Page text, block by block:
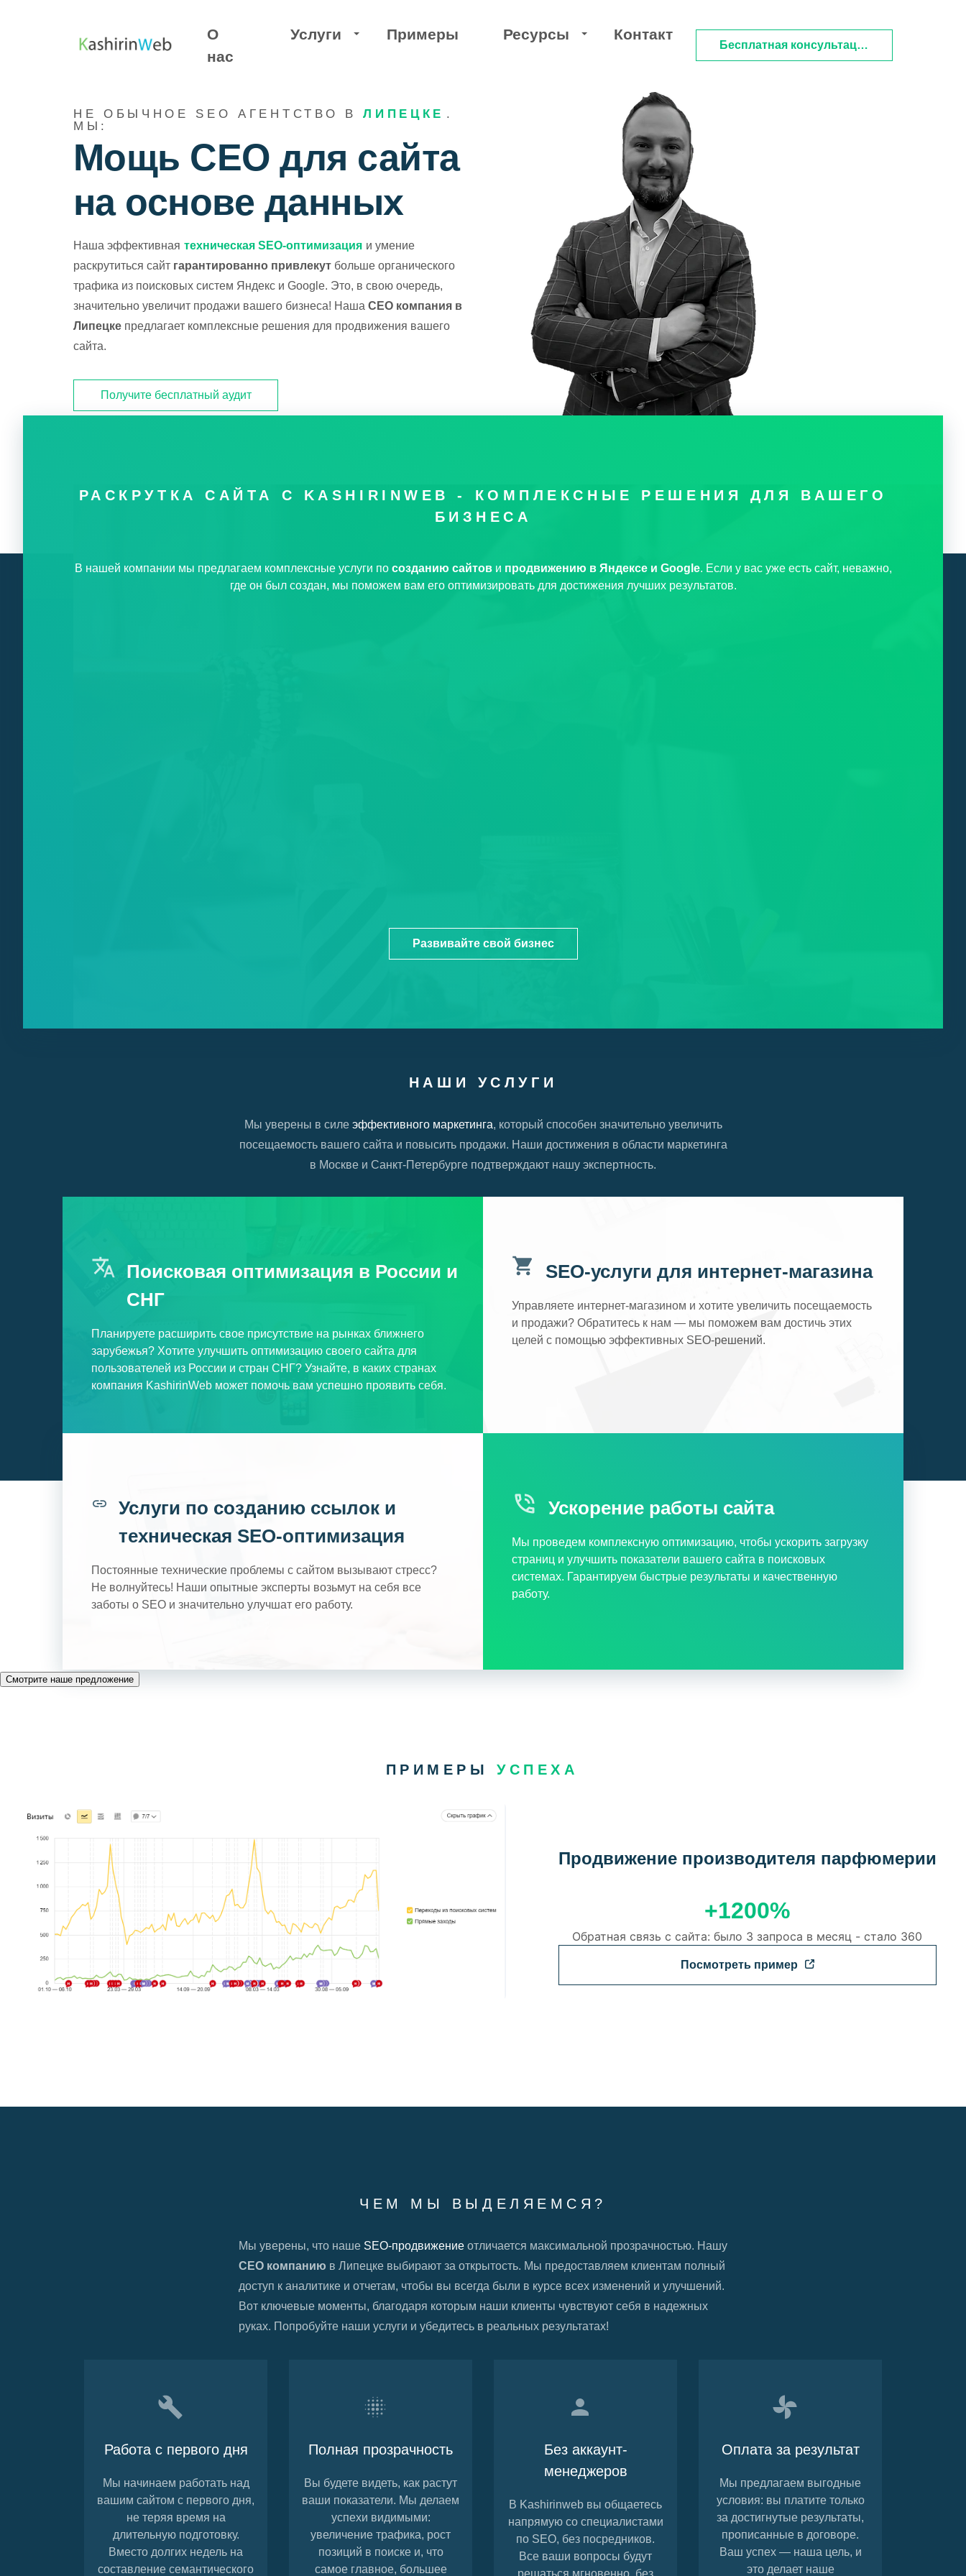
О
нас
Услуги
Интернет-магазина
SEO-аудит
AI-SEO
Услуга создания ссылок
Цена СЕО
AEO / GEO продвижение
Промышленные предприятия
Медицинские услуги
Оптовые компании
Сайты услуг
Создание сайтов
Создание сайтов на Tilda
Техническая оптимизация
Доработка сайта (модернизация)
Ускорение сайта
❤️ Благотворительность
Бесплатные сайты для НКО
Примеры Ресурсы Контакт
Бесплатная консультация
НЕ ОБЫЧНОЕ SEO АГЕНТСТВО ВЛИПЕЦКЕ .
МЫ:
Мощь СЕО для сайта
на основе данных
Наша эффективная техническая SEO-оптимизация и умение
раскрутиться сайт гарантированно привлекут больше органического
трафика из поисковых систем Яндекс и Google. Это, в свою очередь,
значительно увеличит продажи вашего бизнеса! Наша СЕО компания в
Липецке предлагает комплексные решения для продвижения вашего
сайта.
Получите бесплатный аудит
РАСКРУТКА САЙТА С KASHIRINWEB - КОМПЛЕКСНЫЕ РЕШЕНИЯ ДЛЯ ВАШЕГО
БИЗНЕСА
В нашей компании мы предлагаем комплексные услуги по созданию сайтови продвижению в Яндексе и Google. Если у вас уже есть сайт, неважно,
где он был создан, мы поможем вам его оптимизировать для достижения лучших результатов.
Развивайте свой бизнес
НАШИ УСЛУГИ
Мы уверены в силе эффективного маркетинга, который способен значительно увеличить
посещаемость вашего сайта и повысить продажи. Наши достижения в области маркетинга
в Москве и Санкт-Петербурге подтверждают нашу экспертность.
Поисковая оптимизация в России и
СНГ
Планируете расширить свое присутствие на рынках ближнего
зарубежья? Хотите улучшить оптимизацию своего сайта для
пользователей из России и стран СНГ? Узнайте, в каких странах
компания KashirinWeb может помочь вам успешно проявить себя.
SEO-услуги для интернет-магазина
Управляете интернет-магазином и хотите увеличить посещаемость
и продажи? Обратитесь к нам — мы поможем вам достичь этих
целей с помощью эффективных SEO-решений.
Услуги по созданию ссылок и
техническая SEO-оптимизация
Постоянные технические проблемы с сайтом вызывают стресс?
Не волнуйтесь! Наши опытные эксперты возьмут на себя все
заботы о SEO и значительно улучшат его работу.
Ускорение работы сайта
Мы проведем комплексную оптимизацию, чтобы ускорить загрузку
страниц и улучшить показатели вашего сайта в поисковых
системах. Гарантируем быстрые результаты и качественную
работу.
Смотрите наше предложение
ПРИМЕРЫУСПЕХА
Продвижение производителя парфюмерии
+1200%
Обратная связь с сайта: было 3 запроса в месяц - стало 360
Посмотреть пример
ЧЕМ МЫ ВЫДЕЛЯЕМСЯ?
Мы уверены, что наше SEO-продвижение отличается максимальной прозрачностью. Нашу
СЕО компанию в Липецке выбирают за открытость. Мы предоставляем клиентам полный
доступ к аналитике и отчетам, чтобы вы всегда были в курсе всех изменений и улучшений.
Вот ключевые моменты, благодаря которым наши клиенты чувствуют себя в надежных
руках. Попробуйте наши услуги и убедитесь в реальных результатах!
Работа с первого дня
Мы начинаем работать над
вашим сайтом с первого дня,
не теряя время на
длительную подготовку.
Вместо долгих недель на
составление семантического
Полная прозрачность
Вы будете видеть, как растут
ваши показатели. Мы делаем
успехи видимыми:
увеличение трафика, рост
позиций в поиске и, что
самое главное, большее
Без аккаунт-
менеджеров
В Kashirinweb вы общаетесь
напрямую со специалистами
по SEO, без посредников.
Все ваши вопросы будут
Оплата за результат
Мы предлагаем выгодные
условия: вы платите только
за достигнутые результаты,
прописанные в договоре.
Ваш успех — наша цель, и
это делает наше